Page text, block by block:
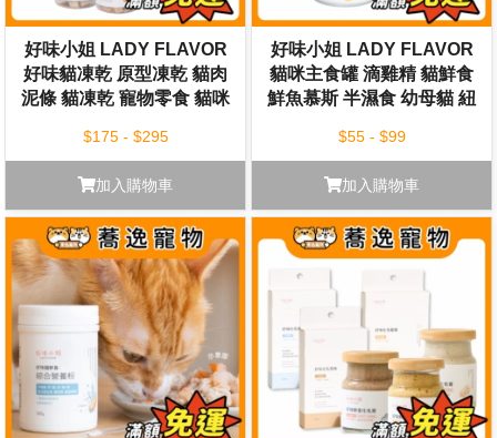
好味小姐 LADY FLAVOR
好味貓凍乾 原型凍乾 貓肉
泥條 貓凍乾 寵物零食 貓咪
$175 - $295
加入購物車
好味小姐 LADY FLAVOR
貓咪主食罐 滴雞精 貓鮮食
鮮魚慕斯 半濕食 幼母貓 紐
$55 - $99
加入購物車